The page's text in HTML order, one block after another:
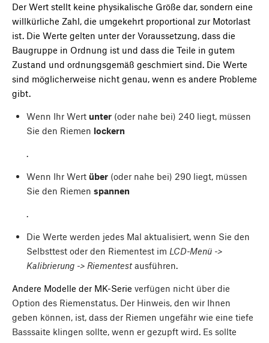
Der Wert stellt keine physikalische Größe dar, sondern eine
willkürliche Zahl, die umgekehrt proportional zur Motorlast
ist. Die Werte gelten unter der Voraussetzung, dass die
Baugruppe in Ordnung ist und dass die Teile in gutem
Zustand und ordnungsgemäß geschmiert sind. Die Werte
sind möglicherweise nicht genau, wenn es andere Probleme
gibt.
Wenn Ihr Wert unter(oder nahe bei) 240 liegt, müssen
Sie den Riemen lockern
.
Wenn Ihr Wert über(oder nahe bei) 290 liegt, müssen
Sie den Riemen spannen
.
Die Werte werden jedes Mal aktualisiert, wenn Sie den
Selbsttest oder den Riementest im LCD-Menü ->
Kalibrierung -> Riementestausführen.
Andere Modelle der MK-Serie verfügen nicht über die
Option des Riemenstatus. Der Hinweis, den wir Ihnen
geben können, ist, dass der Riemen ungefähr wie eine tiefe
Basssaite klingen sollte, wenn er gezupft wird. Es sollte